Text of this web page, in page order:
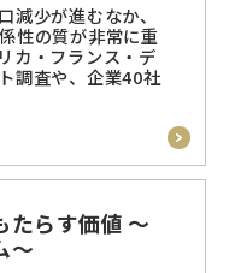
減少が進むなか、
性の質が非常に重
カ・フランス・デ
調査や、企業40社
たらす価値 ～
～